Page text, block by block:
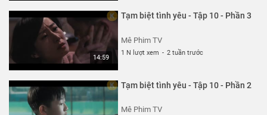
14:59
Tạm biệt tình yêu - Tập 10 - Phần 3
Mê Phim TV
1 N lượt xem - 2 tuần trước
Tạm biệt tình yêu - Tập 10 - Phần 2
Mê Phim TV